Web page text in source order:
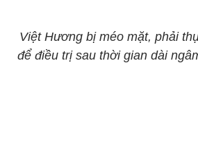
Việt Hương bị méo mặt, phải
để điều trị sau thời gian dài